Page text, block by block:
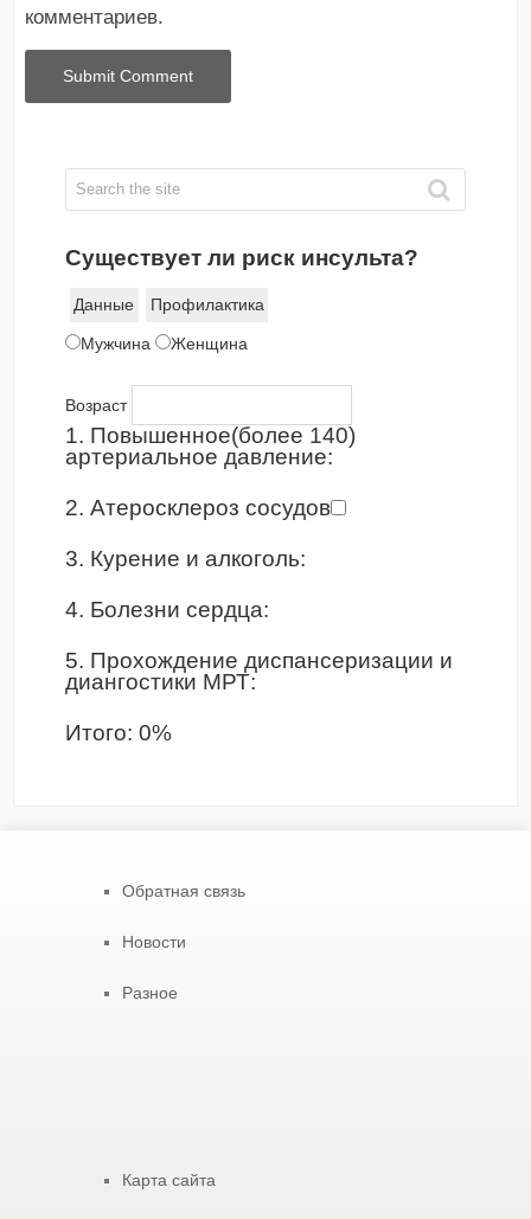
комментариев.
Существует ли риск инсульта?
Данные Профилактика
Мужчина Женщина
Возраст
1. Повышенное(более 140)
артериальное давление:
2. Атеросклероз сосудов
3. Курение и алкоголь:
4. Болезни сердца:
5. Прохождение диспансеризации и
диангостики МРТ:
Итого:0%
Обратная связь
Новости
Разное
Карта сайта